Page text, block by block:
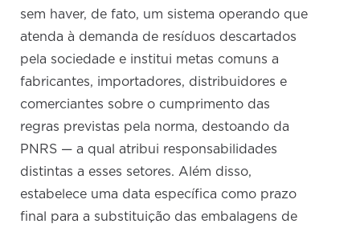
sem haver, de fato, um sistema operando que
atenda à demanda de resíduos descartados
pela sociedade e institui metas comuns a
fabricantes, importadores, distribuidores e
comerciantes sobre o cumprimento das
regras previstas pela norma, destoando da
PNRS — a qual atribui responsabilidades
distintas a esses setores. Além disso,
estabelece uma data específica como prazo
final para a substituição das embalagens de